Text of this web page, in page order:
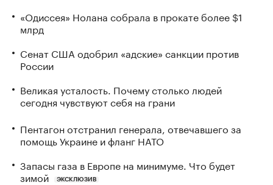
«Одиссея» Нолана собрала в прокате более $1
млрд
Сенат США одобрил «адские» санкции против
России
Великая усталость. Почему столько людей
сегодня чувствуют себя на грани
Пентагон отстранил генерала, отвечавшего за
помощь Украине и фланг НАТО
Запасы газа в Европе на минимуме. Что будет
зимой
ЭКСКЛЮЗИВ